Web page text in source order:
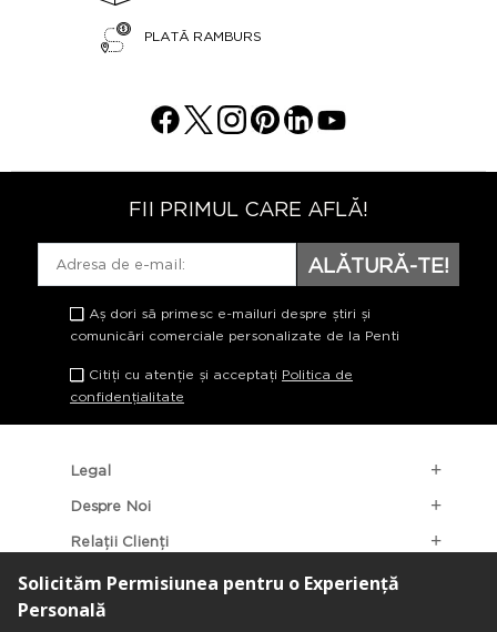
PLATĂ RAMBURS
FII PRIMUL CARE AFLĂ!
ALĂTURĂ-TE!
Aș dori să primesc e-mailuri despre știri și
comunicări comerciale personalizate de la Penti
Citiți cu atenție și acceptați Politica de
confidențialitate
Legal
Despre Noi
Relații Clienți
Categorii Populare
Localizarea Magazinelor